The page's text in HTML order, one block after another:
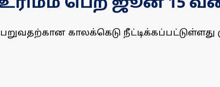
காலக்கெடு நீட்டிக்கப்பட்டுள்ளது